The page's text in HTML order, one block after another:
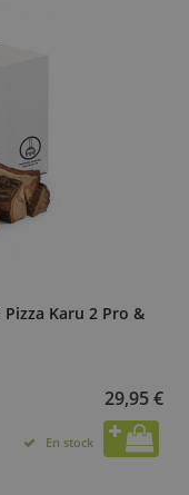
Karu 2 Pro &
29,95 €
En stock